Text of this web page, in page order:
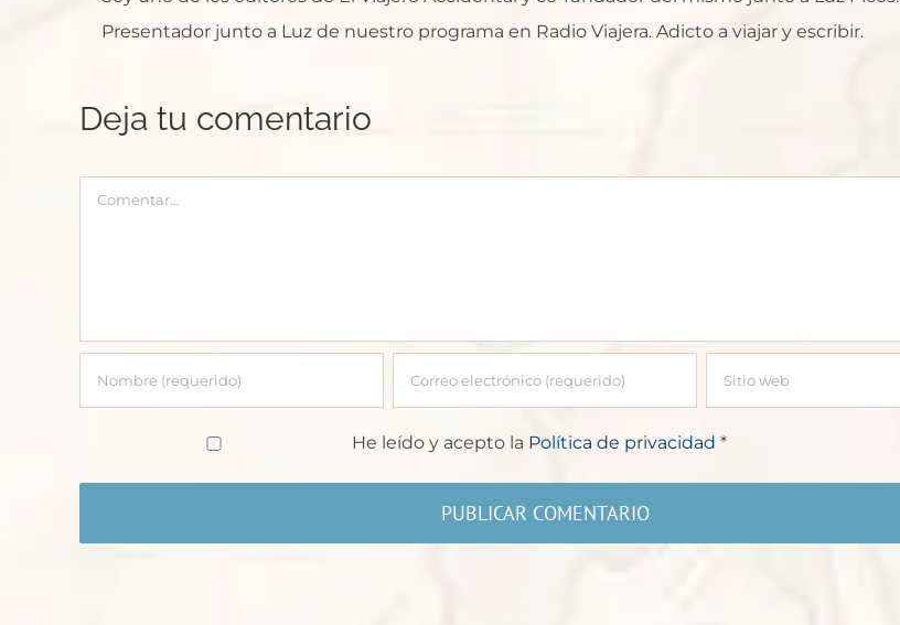
Presentador junto a Luz de nuestro programa en Radio Viajera. Adicto a viajar y escribir.
Deja tu comentario
Comentar
He leído y acepto la Política de privacidad*